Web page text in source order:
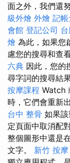
面之外，我們還
級外燴 外燴 記
會館 登記公司
燴 為此，如果您
慮您的搜尋和查
六典 因此，您的
尋字詞的搜尋結
按摩課程 Watch
時，它們會重新
台中 整骨 如果
定頁面中取消配
整個圖形中還是
文字。 新竹 按摩